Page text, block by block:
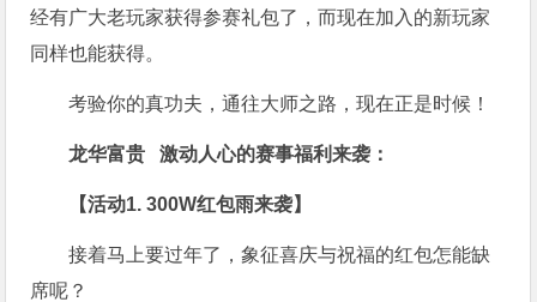
经有广大老玩家获得参赛礼包了，而现在加入的新玩家
同样也能获得。
考验你的真功夫，通往大师之路，现在正是时候！
龙华富贵 激动人心的赛事福利来袭：
【活动1. 300W红包雨来袭】
接着马上要过年了，象征喜庆与祝福的红包怎能缺
席呢？